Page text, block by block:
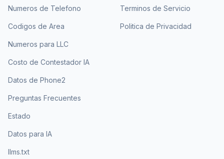
Numeros de Telefono
Codigos de Area
Numeros para LLC
Costo de Contestador IA
Datos de Phone2
Preguntas Frecuentes
Estado
Datos para IA
llms.txt
Terminos de Servicio
Politica de Privacidad